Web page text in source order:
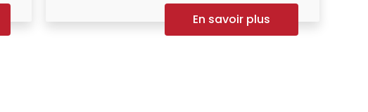
En savoir plus